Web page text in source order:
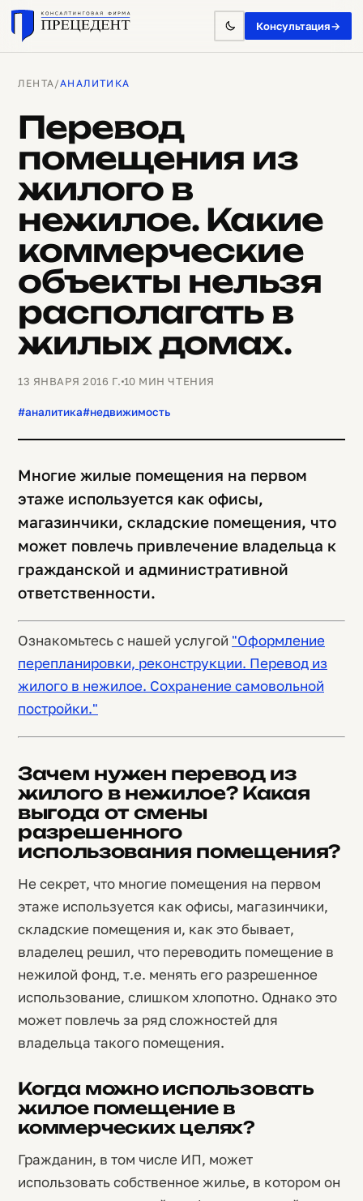
Консультация→
ЛЕНТА/АНАЛИТИКА
Перевод
помещения из
жилого в
нежилое. Какие
коммерческие
объекты нельзя
располагать в
жилых домах.
13 ЯНВАРЯ 2016 Г. 10 МИН ЧТЕНИЯ
#аналитика#недвижимость
Многие жилые помещения на первом
этаже используется как офисы,
магазинчики, складские помещения, что
может повлечь привлечение владельца к
гражданской и административной
ответственности.
Ознакомьтесь с нашей услугой "Оформление
перепланировки, реконструкции. Перевод из
жилого в нежилое. Сохранение самовольной
постройки."
Зачем нужен перевод из
жилого в нежилое? Какая
выгода от смены
разрешенного
использования помещения?
Не секрет, что многие помещения на первом
этаже используется как офисы, магазинчики,
складские помещения и, как это бывает,
владелец решил, что переводить помещение в
нежилой фонд, т.е. менять его разрешенное
использование, слишком хлопотно. Однако это
может повлечь за ряд сложностей для
владельца такого помещения.
Когда можно использовать
жилое помещение в
коммерческих целях?
Гражданин, в том числе ИП, может
использовать собственное жилье, в котором он